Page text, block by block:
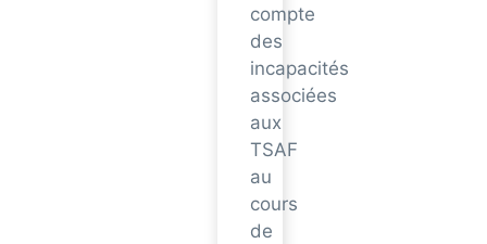
compte
des
incapacités
associées
aux
TSAF
au
cours
de